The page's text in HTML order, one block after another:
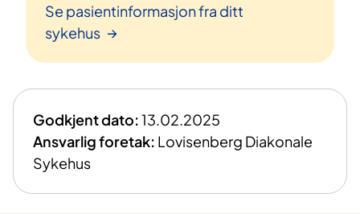
Se pasientinformasjon fra ditt
sykehus
Godkjent dato:13.02.2025
Ansvarlig foretak: Lovisenberg Diakonale
Sykehus